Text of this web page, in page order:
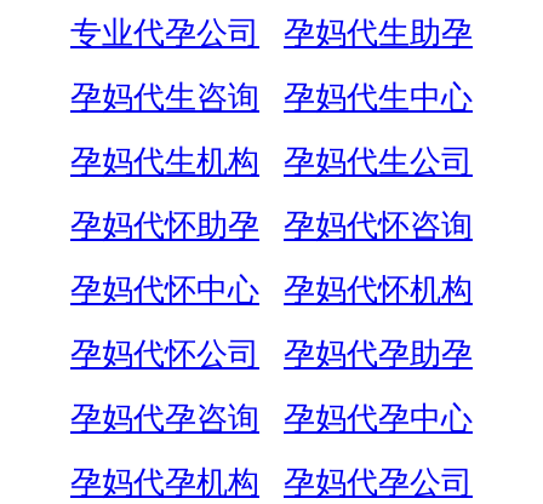
专业代孕公司
孕妈代生助孕
孕妈代生咨询
孕妈代生中心
孕妈代生机构
孕妈代生公司
孕妈代怀助孕
孕妈代怀咨询
孕妈代怀中心
孕妈代怀机构
孕妈代怀公司
孕妈代孕助孕
孕妈代孕咨询
孕妈代孕中心
孕妈代孕机构
孕妈代孕公司